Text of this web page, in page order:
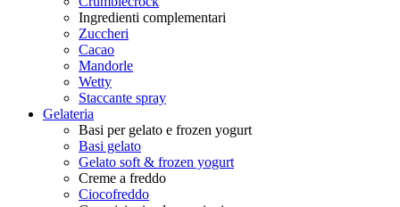
Ingredienti complementari
Zuccheri
Cacao
Mandorle
Wetty
Staccante spray
Gelateria
Basi per gelato e frozen yogurt
Basi gelato
Gelato soft & frozen yogurt
Creme a freddo
Ciocofreddo